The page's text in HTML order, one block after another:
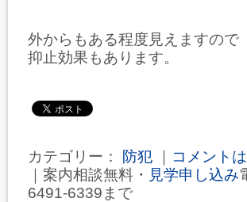
外からもある程度見えますので
抑止効果もあります。
カテゴリー： 防犯
コメント
｜案内相談無料・ 見学申し込み
6491-6339まで